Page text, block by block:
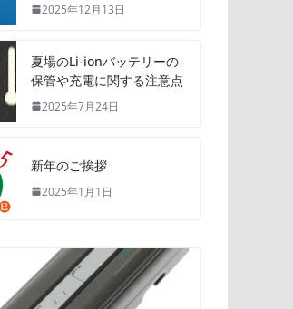
2025年12月13日
夏場のLi-ionバッテリーの
保管や充電に関する注意点
2025年7月24日
新年のご挨拶
2025年1月1日